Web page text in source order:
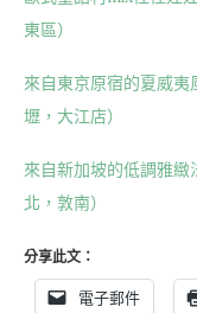
東區）
來自東京原宿的夏威
壢，大江店）
來自新加坡的低調雅緻
北，敦南）
分享此文：
電子郵件